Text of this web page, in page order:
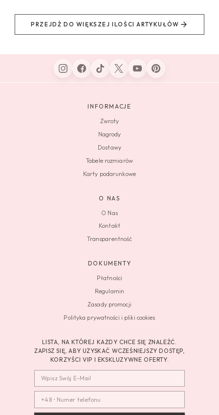
PRZEJDŹ DO WIĘKSZEJ ILOŚCI ARTYKUŁÓW
INFORMACJE
Zwroty
Nagrody
Dostawy
Tabele rozmiarów
Karty podarunkowe
O NAS
O Nas
Kontakt
Transparentność
DOKUMENTY
Płatności
Regulamin
Zasady promocji
Polityka prywatności i pliki cookies
LISTA, NA KTÓREJ KAŻDY CHCE SIĘ ZNALEŹĆ.
ZAPISZ SIĘ, ABY UZYSKAĆ WCZEŚNIEJSZY DOSTĘP,
KORZYŚCI VIP I EKSKLUZYWNE OFERTY.